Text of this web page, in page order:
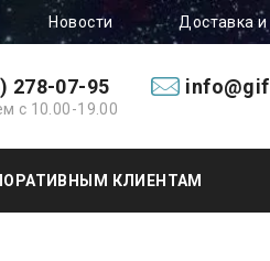
Новости Доставка и
278-07-95
с 10.00-19.00
КЛИЕНТАМ